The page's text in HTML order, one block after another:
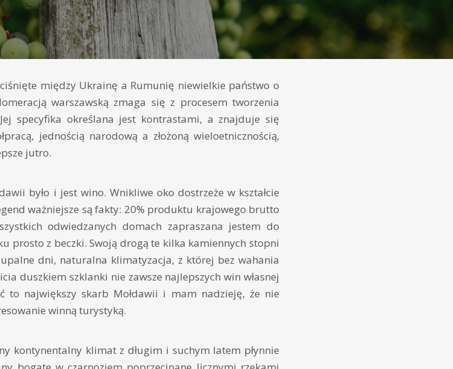
między Ukrainę a Rumunię niewielkie państwo o
warszawską zmaga się z procesem tworzenia
specyfika określana jest kontrastami, a znajduje się
jednością narodową a złożoną wieloetnicznością,
jutro.
było i jest wino. Wnikliwe oko dostrzeże w kształcie
ważniejsze są fakty: 20% produktu krajowego brutto
odwiedzanych domach zapraszana jestem do
prosto z beczki. Swoją drogą te kilka kamiennych stopni
dni, naturalna klimatyzacja, z której bez wahania
duszkiem szklanki nie zawsze najlepszych win własnej
to największy skarb Mołdawii i mam nadzieję, że nie
winną turystyką.
kontynentalny klimat z długim i suchym latem płynnie